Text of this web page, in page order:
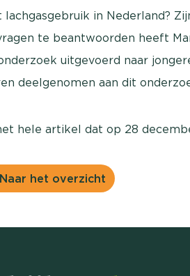
lachgasgebruik in Nederland?
te beantwoorden heeft
uitgevoerd naar
deelgenomen aan dit
hele artikel dat op 28
Naar het overzicht